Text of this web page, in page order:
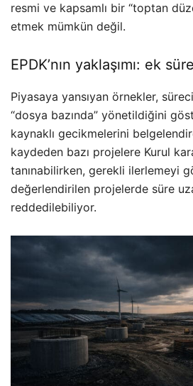
resmi ve kapsamlı bir “toptan
etmek mümkün değil.
EPDK’nın yaklaşımı: ek
Piyasaya yansıyan örnekler,
“dosya bazında” yönetildiğini
kaynaklı gecikmelerini
kaydeden bazı projelere Kurul
tanınabilirken, gerekli ilerlemeyi
değerlendirilen projelerde süre
reddedilebiliyor.